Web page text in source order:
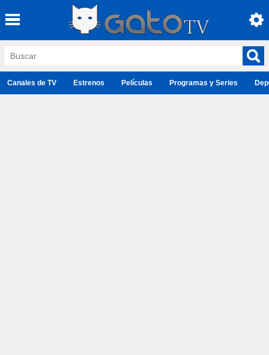
Canales de TV Estrenos Películas Programas y Series